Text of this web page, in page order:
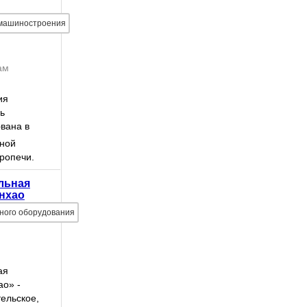
в
штат —
...оборудования
-